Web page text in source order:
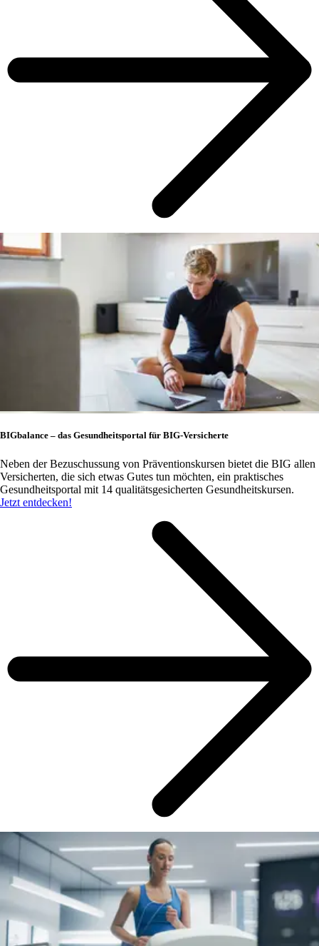
BIGbalance – das Gesundheitsportal für BIG-Versicherte
Neben der Bezuschussung von Präventionskursen bietet die BIG allen
Versicherten, die sich etwas Gutes tun möchten, ein praktisches
Gesundheitsportal mit 14 qualitätsgesicherten Gesundheitskursen.
Jetzt entdecken!